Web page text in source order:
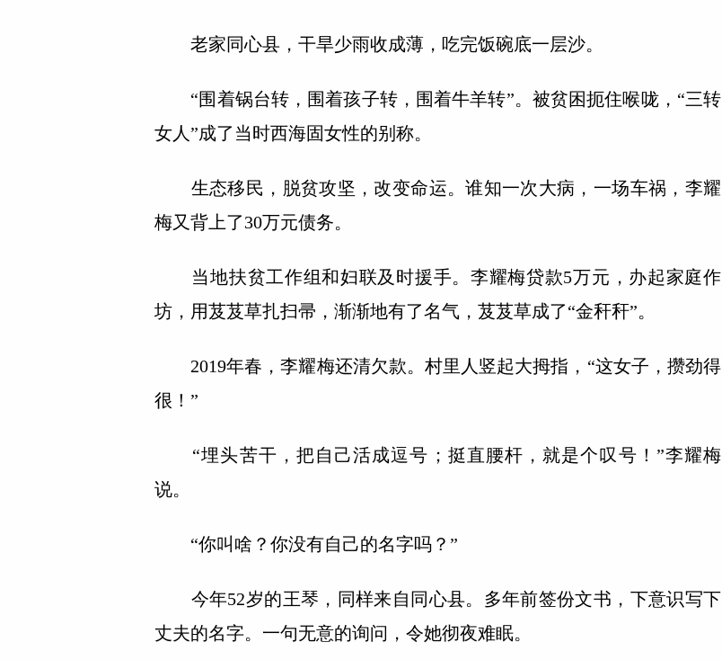
老家同心县，干旱少雨收成薄，吃完饭碗底一层沙。
“围着锅台转，围着孩子转，围着牛羊转”。被贫困扼住喉咙，“三转
女人”成了当时西海固女性的别称。
生态移民，脱贫攻坚，改变命运。谁知一次大病，一场车祸，李耀
梅又背上了30万元债务。
当地扶贫工作组和妇联及时援手。李耀梅贷款5万元，办起家庭作
坊，用芨芨草扎扫帚，渐渐地有了名气，芨芨草成了“金秆秆”。
2019年春，李耀梅还清欠款。村里人竖起大拇指，“这女子，攒劲得
很！”
“埋头苦干，把自己活成逗号；挺直腰杆，就是个叹号！”李耀梅
说。
“你叫啥？你没有自己的名字吗？”
今年52岁的王琴，同样来自同心县。多年前签份文书，下意识写下
丈夫的名字。一句无意的询问，令她彻夜难眠。